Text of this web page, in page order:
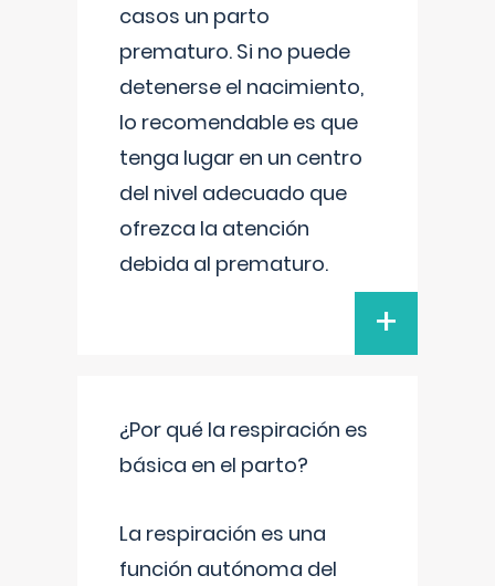
casos un parto
prematuro. Si no puede
detenerse el nacimiento,
lo recomendable es que
tenga lugar en un centro
del nivel adecuado que
ofrezca la atención
debida al prematuro.
+
¿Por qué la respiración es
básica en el parto?
La respiración es una
función autónoma del